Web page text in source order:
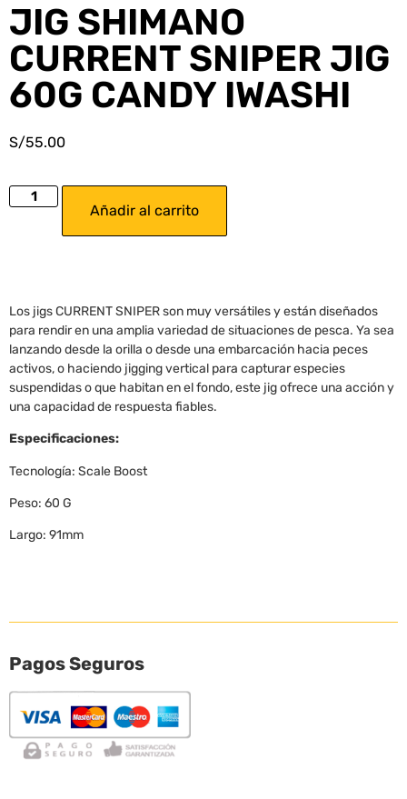
JIG SHIMANO
CURRENT SNIPER JIG
60G CANDY IWASHI
S/55.00
Añadir al carrito
Los jigs CURRENT SNIPER son muy versátiles y están diseñados
para rendir en una amplia variedad de situaciones de pesca. Ya sea
lanzando desde la orilla o desde una embarcación hacia peces
activos, o haciendo jigging vertical para capturar especies
suspendidas o que habitan en el fondo, este jig ofrece una acción y
una capacidad de respuesta fiables.
Especificaciones:
Tecnología: Scale Boost
Peso: 60 G
Largo: 91mm
Pagos Seguros